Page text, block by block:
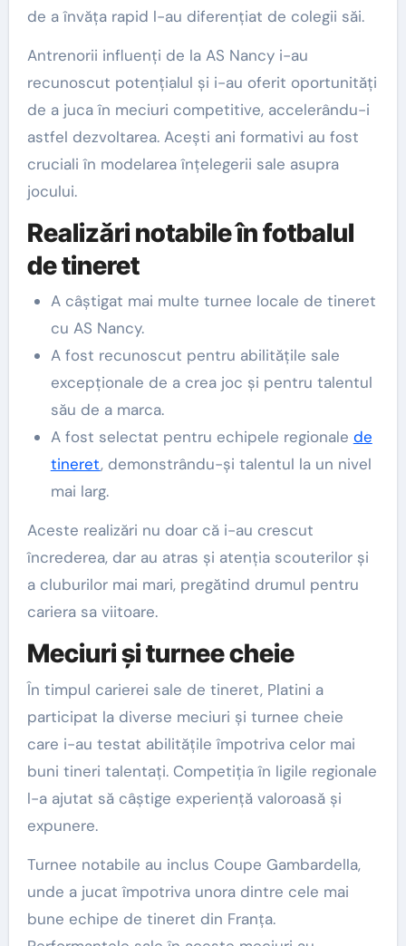
de a învăța rapid l-au diferențiat de colegii săi.
Antrenorii influenți de la AS Nancy i-au
recunoscut potențialul și i-au oferit oportunități
de a juca în meciuri competitive, accelerându-i
astfel dezvoltarea. Acești ani formativi au fost
cruciali în modelarea înțelegerii sale asupra
jocului.
Realizări notabile în fotbalul
de tineret
A câștigat mai multe turnee locale de tineret
cu AS Nancy.
A fost recunoscut pentru abilitățile sale
excepționale de a crea joc și pentru talentul
său de a marca.
A fost selectat pentru echipele regionale de
tineret, demonstrându-și talentul la un nivel
mai larg.
Aceste realizări nu doar că i-au crescut
încrederea, dar au atras și atenția scouterilor și
a cluburilor mai mari, pregătind drumul pentru
cariera sa viitoare.
Meciuri și turnee cheie
În timpul carierei sale de tineret, Platini a
participat la diverse meciuri și turnee cheie
care i-au testat abilitățile împotriva celor mai
buni tineri talentați. Competiția în ligile regionale
l-a ajutat să câștige experiență valoroasă și
expunere.
Turnee notabile au inclus Coupe Gambardella,
unde a jucat împotriva unora dintre cele mai
bune echipe de tineret din Franța.